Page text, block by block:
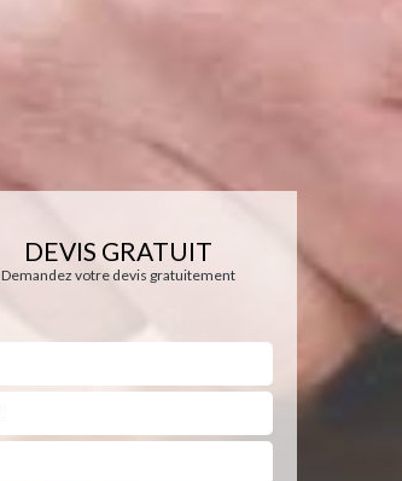
DEVIS GRATUIT
Demandez votre devis gratuitement